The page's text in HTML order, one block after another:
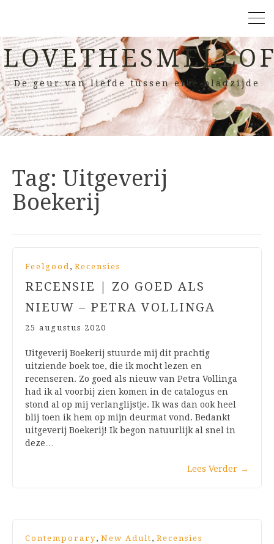
De geur van liefde tussen elke bladzijde
Tag: Uitgeverij
Boekerij
Feelgood, Recensies
RECENSIE | ZO GOED ALS
NIEUW – PETRA VOLLINGA
25 augustus 2020
Uitgeverij Boekerij stuurde mij dit prachtig
uitziende boek toe, die ik mocht lezen en
recenseren. Zo goed als nieuw van Petra Vollinga
had ik al voorbij zien komen in de catalogus en
stond al op mij verlanglijstje. Ik was dan ook heel
blij toen ik hem op mijn deurmat vond. Bedankt
uitgeverij Boekerij! Ik begon natuurlijk al snel in
deze…
Lees Verder →
Contemporary, New Adult , Recensies